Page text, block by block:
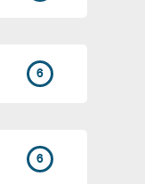
6
6